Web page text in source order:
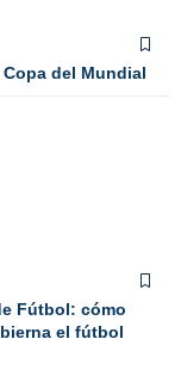
del Mundial
Fútbol: cómo
el fútbol